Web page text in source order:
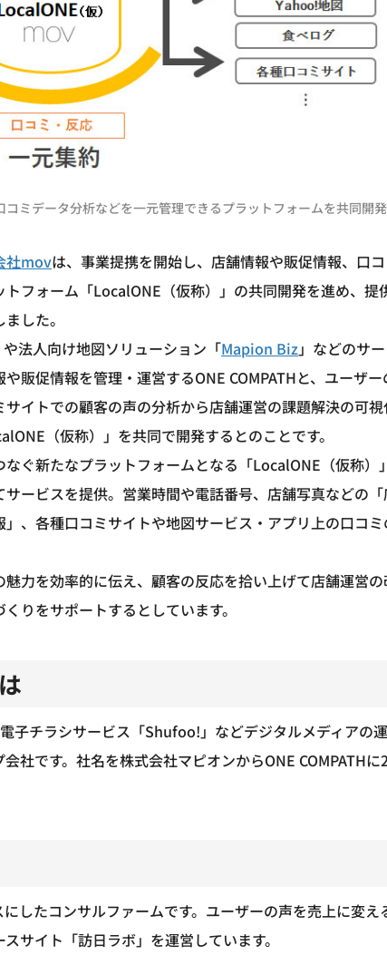
コミデータ分析などを一元管理できるプラットフォームを共同開発
社movは、事業提携を開始し、店舗情報や販促情報、口
フォーム「LocalONE（仮称）」の共同開発を進め、提
した。
や法人向け地図ソリューション「Mapion Biz」などのサ
販促情報を管理・運営するONE COMPATHと、ユーザ
サイトでの顧客の声の分析から店舗運営の課題解決の可
（仮称）」を共同で開発するとのことです。
ぐ新たなプラットフォームとなる「LocalONE（仮称）
ービスを提供。営業時間や電話番号、店舗写真などの
、各種口コミサイトや地図サービス・アプリ上の口コ
力を効率的に伝え、顧客の反応を拾い上げて店舗運営
りをサポートするとしています。
子チラシサービス「Shufoo!」などデジタルメディアの
社です。社名を株式会社マピオンからONE COMPATH
したコンサルファームです。ユーザーの声を売上に変え
サイト「訪日ラボ」を運営しています。